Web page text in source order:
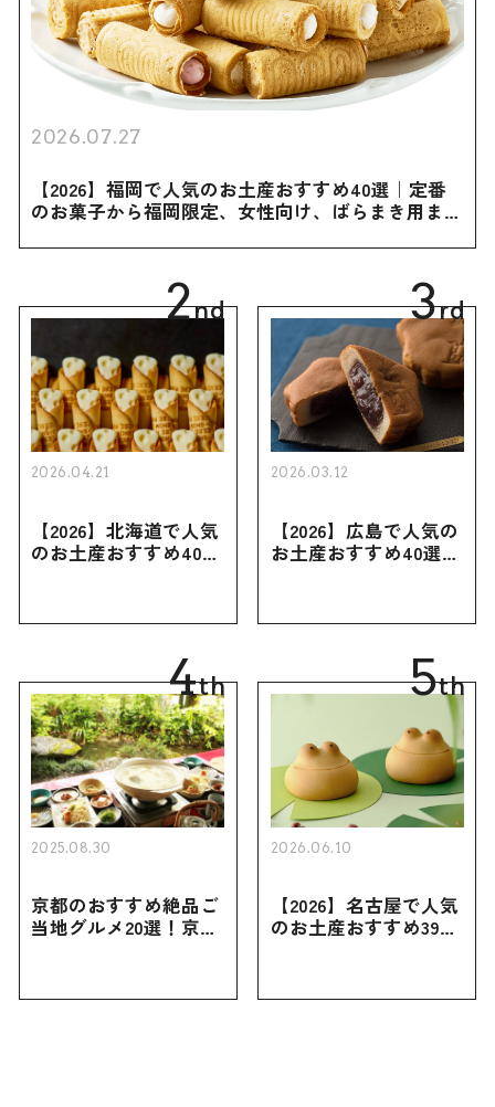
2026.07.27
【2026】福岡で人気のお土産おすすめ40選｜定番
のお菓子から福岡限定、女性向け、ばらまき用まで
2nd
2026.04.21
【2026】北海道で人気
のお土産おすすめ40選
買えない限定品、女性
3rd
2026.03.12
【2026】広島で人気の
お土産おすすめ40選｜
き用、女性向けまで幅
4th
2025.08.30
京都のおすすめ絶品ご
当地グルメ20選！京都
5th
2026.06.10
【2026】名古屋で人気
のお土産おすすめ39選
お土産・ばらまき用ま